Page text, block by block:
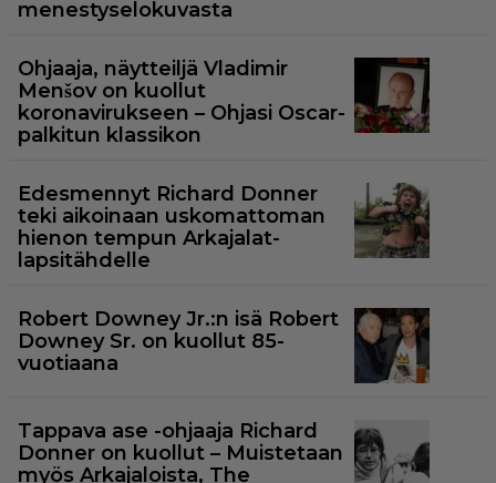
menestyselokuvasta
Ohjaaja, näytteiljä Vladimir
Menšov on kuollut
koronavirukseen – Ohjasi Oscar-
palkitun klassikon
Edesmennyt Richard Donner
teki aikoinaan uskomattoman
hienon tempun Arkajalat-
lapsitähdelle
Robert Downey Jr.:n isä Robert
Downey Sr. on kuollut 85-
vuotiaana
Tappava ase -ohjaaja Richard
Donner on kuollut – Muistetaan
myös Arkajaloista, The